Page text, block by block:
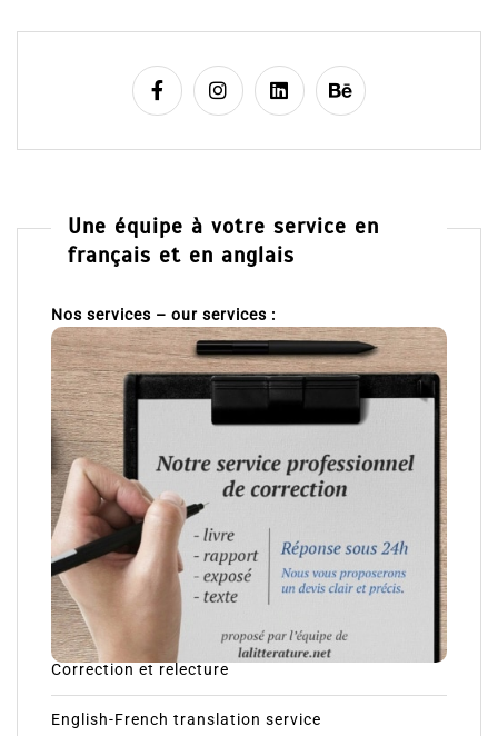
Une équipe à votre service en
français et en anglais
Nos services – our services :
Correction et relecture
English-French translation service